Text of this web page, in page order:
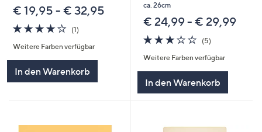
€ 19,95 - € 32,95
4.0
von
5
(1)1
Weitere Farben verfügbar
In den Warenkorb
ca. 26cm
€ 24,99 - € 29,99
3.2
von
5
(5)5
Weitere Farben verfügbar
In den Warenkorb